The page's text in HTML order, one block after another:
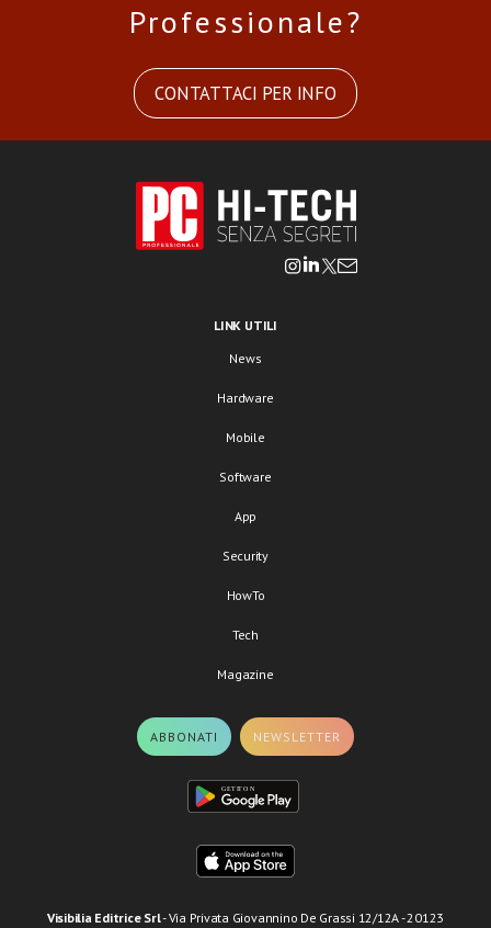
Professionale?
CONTATTACI PER INFO
LINK UTILI
News
Hardware
Mobile
Software
App
Security
HowTo
Tech
Magazine
ABBONATI NEWSLETTER
Visibilia Editrice Srl- Via Privata Giovannino De Grassi 12/12A - 20123